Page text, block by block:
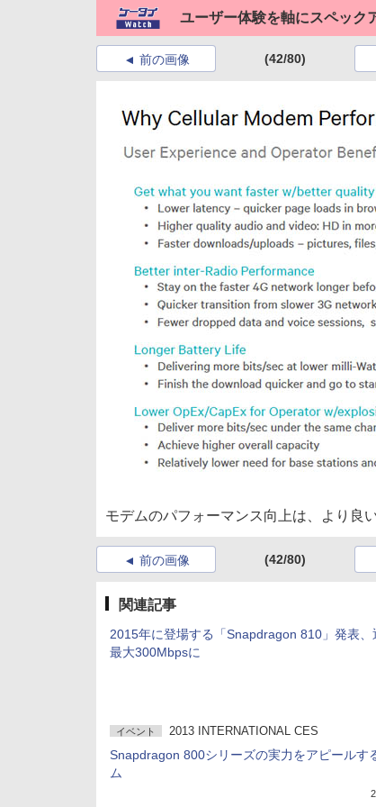
ユーザー体験を軸にスペック
前の画像 (42/80)
モデムのパフォーマンス向上は、より良
前の画像 (42/80)
関連記事
2015年に登場する「Snapdragon 810」発表、
最大300Mbpsに
イベント 2013 INTERNATIONAL CES
Snapdragon 800シリーズの実力をアピールす
ム